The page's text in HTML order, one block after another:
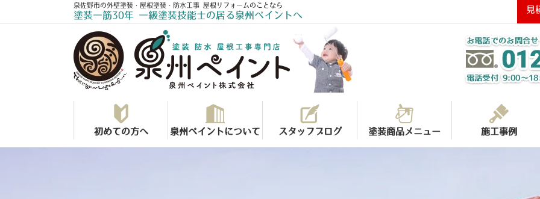
泉佐野市の外壁塗装・屋根塗装・防水工事 屋根リフォームのことなら
塗装一筋30年 一級塗装技能士の居る泉州ペイントへ
見
初めての方へ 泉州ペイントについて スタッフブログ 塗装商品メニュー 施工事例